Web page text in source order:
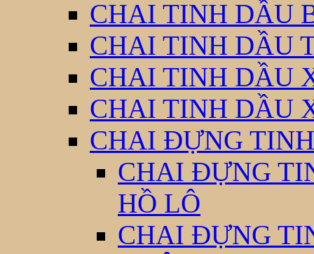
CHAI TINH DẦU
CHAI TINH DẦU
CHAI TINH DẦU
CHAI TINH DẦU
CHAI ĐỰNG
CHAI ĐỰNG
HỒ LÔ
CHAI ĐỰNG